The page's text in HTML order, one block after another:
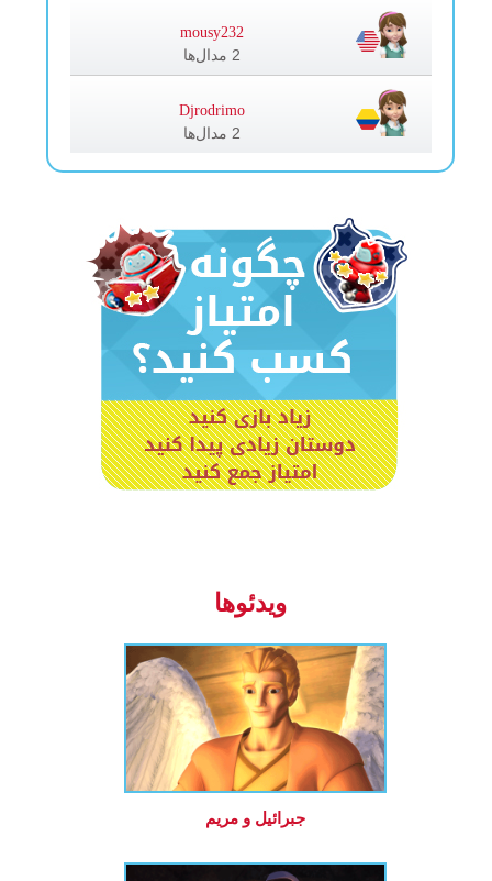
mousy232
2 مدال‌ها
Djrodrimo
2 مدال‌ها
ویدئوها
جبرائیل و مریم